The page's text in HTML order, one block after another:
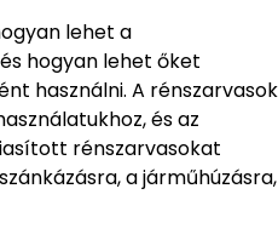
lehet a
hogyan lehet őket
használni. A rénszarvasok
és az
rénszarvasokat
a járműhúzásra,